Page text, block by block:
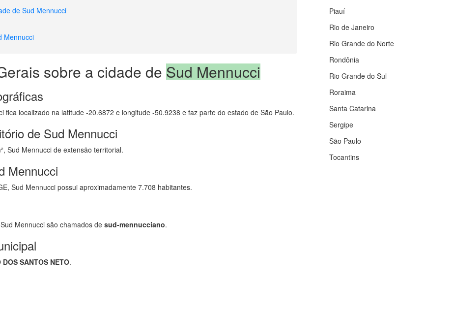
de Sud Mennucci
Mennucci
sobre a cidade de Sud Mennucci
fica localizado na latitude -20.6872 e longitude -50.9238 e faz parte do estado de São Paulo.
de Sud Mennucci
Sud Mennucci de extensão territorial.
Mennucci
Sud Mennucci possui aproximadamente 7.708 habitantes.
Mennucci são chamados desud-mennucciano.
DOS SANTOS NETO.
Piauí
Rio de Janeiro
Rio Grande do Norte
Rondônia
Rio Grande do Sul
Roraima
Santa Catarina
Sergipe
São Paulo
Tocantins